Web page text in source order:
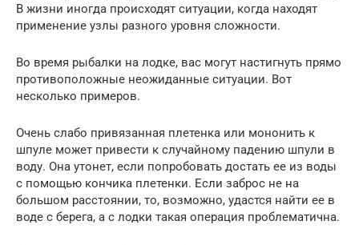
В жизни иногда происходят ситуации, когда находят
применение узлы разного уровня сложности.
Во время рыбалки на лодке, вас могут настигнуть прямо
противоположные неожиданные ситуации. Вот
несколько примеров.
Очень слабо привязанная плетенка или мононить к
шпуле может привести к случайному падению шпули в
воду. Она утонет, если попробовать достать ее из воды
с помощью кончика плетенки. Если заброс не на
большом расстоянии, то, возможно, удастся найти ее в
воде с берега, а с лодки такая операция проблематична.